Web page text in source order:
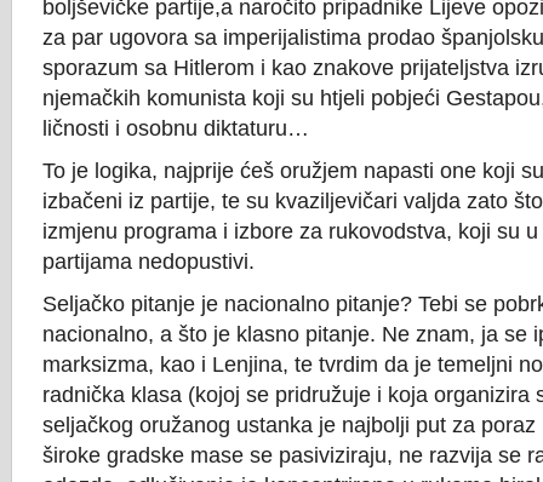
boljševičke partije,a naročito pripadnike Lijeve
za par ugovora sa imperijalistima prodao
sporazum sa Hitlerom i kao znakove prijateljstva
njemačkih komunista koji su htjeli pobjeći
ličnosti i osobnu diktaturu…
To je logika, najprije ćeš oružjem napasti one koji
izbačeni iz partije, te su kvaziljevičari valjda zato
izmjenu programa i izbore za rukovodstva, koji su
partijama nedopustivi.
Seljačko pitanje je nacionalno pitanje? Tebi se
nacionalno, a što je klasno pitanje. Ne znam, ja se
marksizma, kao i Lenjina, te tvrdim da je temeljni
radnička klasa (kojoj se pridružuje i koja organizira
seljačkog oružanog ustanka je najbolji put za
široke gradske mase se pasiviziraju, ne razvija se